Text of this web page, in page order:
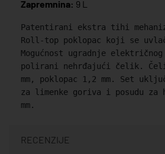
Zapremnina: 9 L
Patentirani ekstra tihi
Roll-top poklopac koji se
Mogućnost ugradnje
polirani nehrđajući čelik.
mm, poklopac 1,2 mm. Set
za limenke goriva i posudu za
mm.
RECENZIJE